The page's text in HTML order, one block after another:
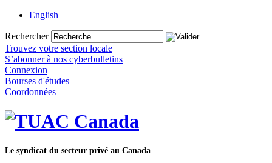
English
Rechercher
Trouvez votre section locale
S’abonner à nos cyberbulletins
Connexion
Bourses d'études
Coordonnées
Le syndicat du secteur privé au Canada